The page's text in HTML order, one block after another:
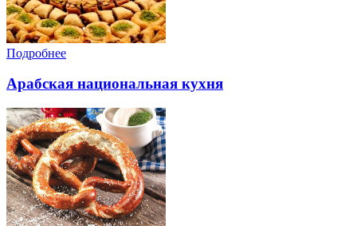
Подробнее
Арабская национальная кухня